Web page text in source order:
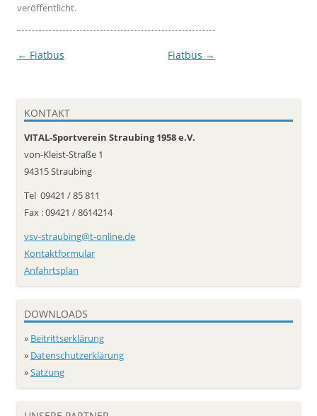
veröffentlicht.
Beitragsnavigation
← Fiatbus Fiatbus →
KONTAKT
VITAL-Sportverein Straubing 1958 e.V.
von-Kleist-Straße 1
94315 Straubing
Tel 09421 / 85 811
Fax : 09421 / 8614214
vsv-straubing@t-online.de
Kontaktformular
Anfahrtsplan
DOWNLOADS
» Beitrittserklärung
» Datenschutzerklärung
»Satzung